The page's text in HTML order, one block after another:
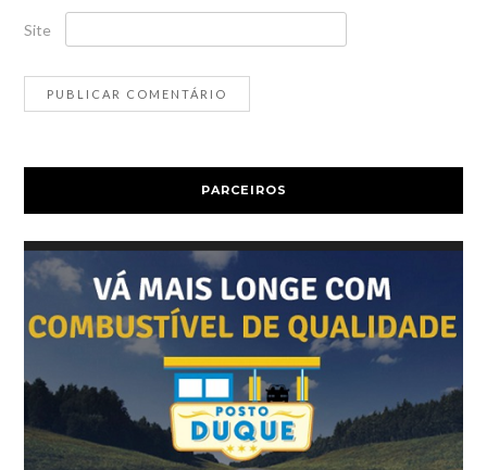
Site
PARCEIROS